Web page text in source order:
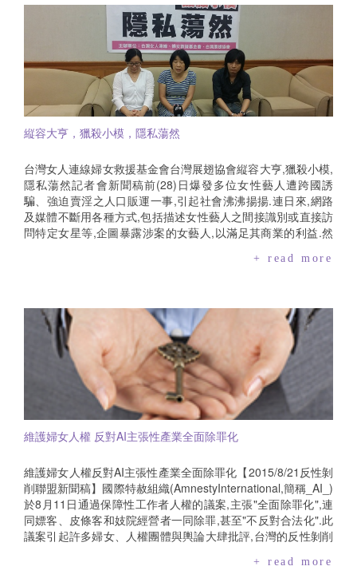
擾案件分屬在不同法規規範,包括《性別工作平等法》課予雇主
針對受僱者及求職者應負有防治性騷擾之義務,以避免員工在執
行職務時或求職時遭遇性騷擾事件,並且在知悉性騷擾事件發生
時,採取立即有效之糾正及補救措施；《性別平等教育法》規範
校園內的性騷擾事件預防及事件發生後之有效補救措施,其適用
範圍為一方為學校校長、教師、職員、工友或學生,他方為學生
者,且亦包括不同學校間所發生者.其他非屬於上述兩法所規範之
範圍,如受僱者於執行職務時、求職者求職時或學生遭遇校園相
關人員的性騷擾行為以外的性騷擾情事,則納入《性騷擾防治
治性騷擾行為發生之義務,於知悉有性騷擾情形時,應採取立即有
效之糾正及補救措施的場所主人責任.如針對其所屬人員辦理性
騷擾防治之相關教育訓練,以避免其所屬人員對他人性騷擾,並且
若所屬人員或受服務人員人數達十人以上者,應設立申訴管道協
調處理；其人數達三十人以上者,應訂定性騷擾防治措施,並公開
件.然而現行法規針對非具有受僱身分,如"志工"身分者,縱使其於
侵害事件,並未能適用《性別工作平等法》,無法要求雇主提供相
關保障措施,僅能以《性騷擾防治法》要求場所負責人進行調查.
然而由於現行性騷擾防治之場所責任落實不佳,導致有被害人向
單位場所負責人申訴時,被以"該性暴力行為僅是員工的個人行
為"為由,拒絕提供相關協助.如日前便發生一起某立委服務處主
任以討論選務為由,邀請志工於辦公室開會後性侵志工的性暴力
事件,該立委在媒體上僅表示『加害者於事件後已離職,並改以志
工身分於服務處幫忙,後續交由警方處理』等回應,卻未見其於事
後積極進行員工的教育訓練及採取場所性騷擾預防之措施,以避
月,各候選人競選辦公室皆有大量的志工人員投入協助,為避免上
述性暴力憾事再發生,婦女團體呼籲各候選人應善盡相關防治責
任,提供必要之預防措施,並應依據《性別工作平等法》及《性騷
擾防治法》訂定相關防治及補救措施辦法,更應於競總辦公室公
開揭示申訴專線,建立安全性別友善的競選環境,以有效防治性暴
上志工管理由立委辦公室主任或助理,該管理人員應該慎選或接
縦容大亨，獵殺小模，隱私蕩然
台灣女人連線婦女救援基金會台灣展翅協會縦容大亨,獵殺小模,
隱私蕩然記者會新聞稿前(28)日爆發多位女性藝人遭跨國誘
騙、強迫賣淫之人口販運一事,引起社會沸沸揚揚.連日來,網路
及媒體不斷用各種方式,包括描述女性藝人之間接識別或直接訪
問特定女星等,企圖暴露涉案的女藝人,以滿足其商業的利益.然
對於無辜被影射之女藝人造成傷害！有鑑於此,台灣女人連線、
詐欺等不法手段,於國內或販運至境外而遭性剝削問題,同理她們
的處境而非見獵心喜地以"娛樂版"的方式大幅報導.台灣女人連
線理事長黃淑英表示:男性的買春文化深植於父權社會,每每買春
新聞躍上新聞版面時,明明是兩個人共同的行為,但,確有不同的
命運.我們總是看到對於女性的批評、歧視或譴責,但對於男性買
春者卻老是輕輕放下,沒有任何篇幅觸及他們價值的偏差與行為
的不當.此次跨國人口販運事件也一樣.媒體無視誘騙、強迫的可
能,一昧認定當事者是"愛慕虛榮",捕風捉影地追獵這些女人,宛如
在維護社會的倫理.因此,一時之間眾女藝人們人人自危,紛紛自
然嗎？！台灣展翅協會秘書長李麗芬則指出,根據她們協助人口
販運被害人的經驗,被害人要出面指認加害人,尤其又是集團式犯
罪,需承受極大的壓力,若又要擔心身分因此被曝光,有些被害人
可能就不願意協助作證,因此無法有效追緝犯罪.因此她呼籲也請
求媒體能夠體諒被害人的處境,不要報導、不要臆測,以免傷害到
檢察官有必要將此訊息告知被害人並協助安排,若被害人需要社
+ read more
維護婦女人權 反對AI主張性產業全面除罪化
維護婦女人權反對AI主張性產業全面除罪化【2015/8/21反性剝
削聯盟新聞稿】國際特赦組織(AmnestyInternational,簡稱_AI_)
於8月11日通過保障性工作者人權的議案,主張"全面除罪化",連
同嫖客、皮條客和妓院經營者一同除罪,甚至"不反對合法化".此
議案引起許多婦女、人權團體與輿論大肆批評,台灣的反性剝削
娼的模式,才可確實維護弱勢婦女人權.對於國際特赦組織的決
+ read more